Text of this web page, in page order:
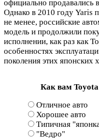
официально продавались
Однако в 2010 году Yaris
не менее, российские
модель и продолжили
исполнении, как раз как
особенностях
поколения этих японских
Как вам
Отличное авто
Хорошее авто
Типичная
"Ведро"